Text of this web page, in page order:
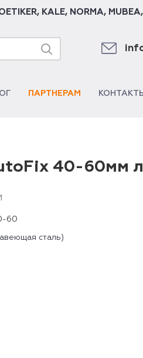
, KALE, NORMA, MUBEA,
ПАРТНЕРАМ
40-60мм
60
сталь)